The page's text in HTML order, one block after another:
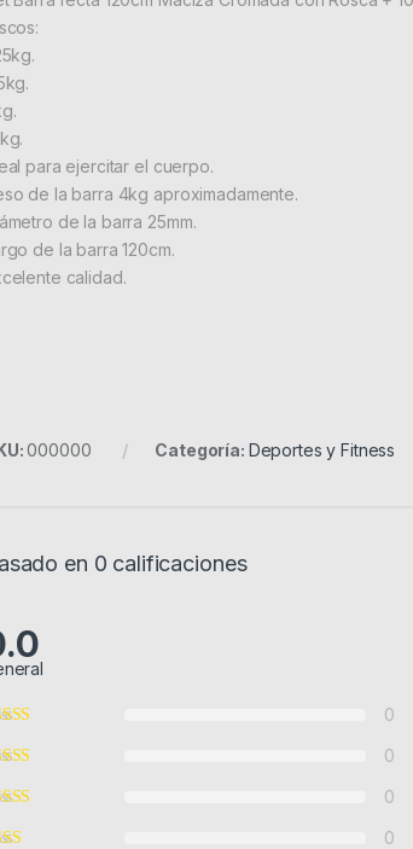
para ejercitar el cuerpo.
de la barra 4kg aproximadamente.
de la barra 25mm.
de la barra 120cm.
calidad.
000000 Categoría: Deportes y Fitness
en 0 calificaciones
0
0
0
0